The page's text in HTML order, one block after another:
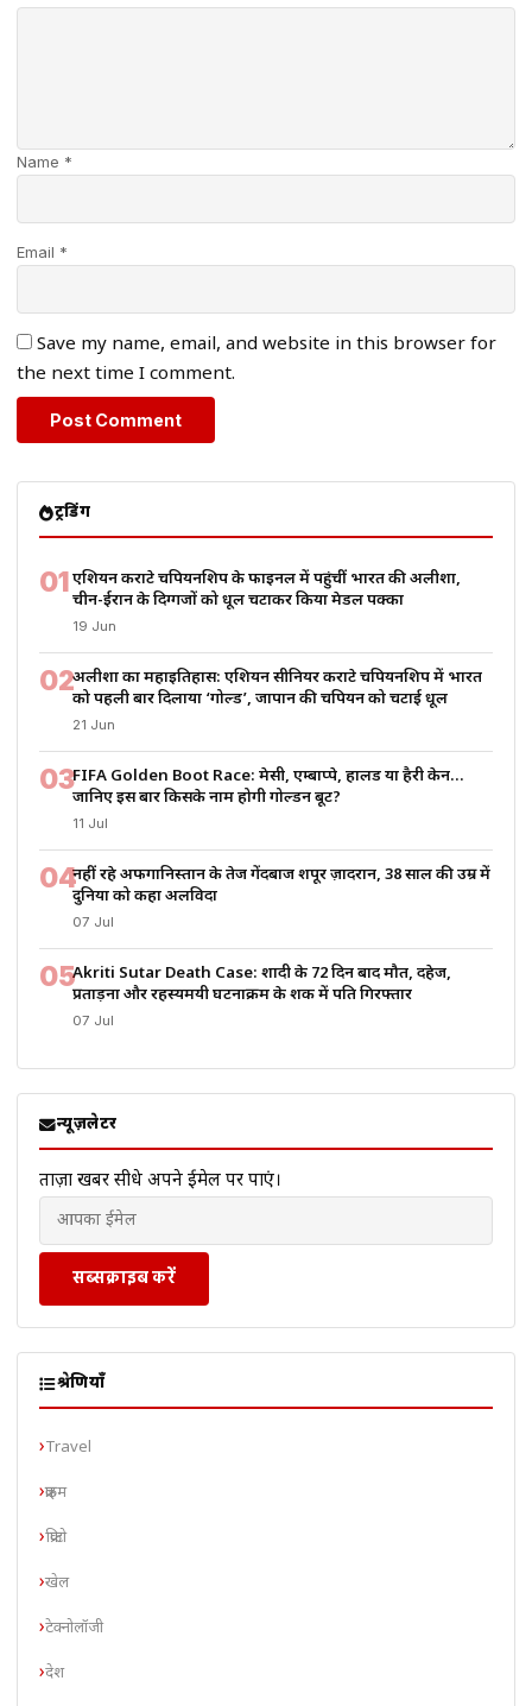
Name *
Email *
Save my name, email, and website in this browser for
the next time I comment.
ट्रेंडिंग
01एशियन कराटे चैंपियनशिप के फाइनल में पहुंचीं भारत की अलीशा,
चीन-ईरान के दिग्गजों को धूल चटाकर किया मेडल पक्का
19 Jun
02अलीशा का महाइतिहास: एशियन सीनियर कराटे चैंपियनशिप में भारत
को पहली बार दिलाया ‘गोल्ड’, जापान की चैंपियन को चटाई धूल
21 Jun
03FIFA Golden Boot Race: मेसी, एम्बाप्पे, हालैंड या हैरी केन…
जानिए इस बार किसके नाम होगी गोल्डन बूट?
11 Jul
04नहीं रहे अफगानिस्तान के तेज गेंदबाज शपूर ज़ादरान, 38 साल की उम्र में
दुनिया को कहा अलविदा
07 Jul
05Akriti Sutar Death Case: शादी के 72 दिन बाद मौत, दहेज,
प्रताड़ना और रहस्यमयी घटनाक्रम के शक में पति गिरफ्तार
07 Jul
न्यूज़लेटर
ताज़ा खबरें सीधे अपने ईमेल पर पाएं।
सब्सक्राइब करें
श्रेणियाँ
Travel
क्राइम
क्रिप्टो
खेल
टेक्नोलॉजी
देश